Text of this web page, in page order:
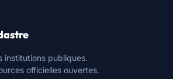
institutions publiques.
officielles ouvertes.